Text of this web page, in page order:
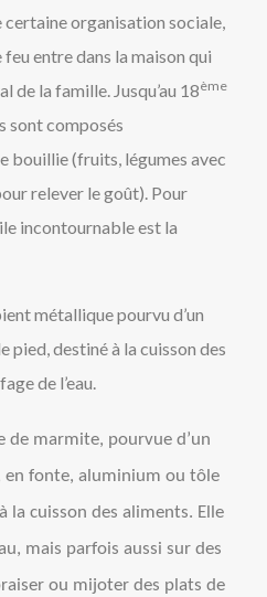
organisation sociale,
feu entre dans la maison qui
de la famille. Jusqu’au 18ème
sont composés
bouillie (fruits, légumes avec
relever le goût). Pour
incontournable est la
métallique pourvu d’un
pied, destiné à la cuisson des
de l’eau.
de marmite, pourvue d’un
en fonte, aluminium ou tôle
la cuisson des aliments. Elle
mais parfois aussi sur des
ou mijoter des plats de